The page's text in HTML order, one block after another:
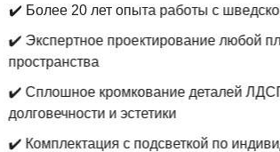
работу
9 САЛОНОВ
✔️ Более 20 лет опыта работы с
✔️ Экспертное проектирование любой
пространства
✔️ Сплошное кромкование деталей
долговечности и эстетики
✔️ Комплектация с подсветкой по